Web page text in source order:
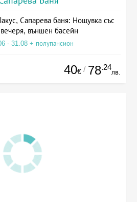
Сапарева баня: Нощувка със
вечеря, външен басейн
- 31.08 + полупансион
40€ / 78.24
лв.